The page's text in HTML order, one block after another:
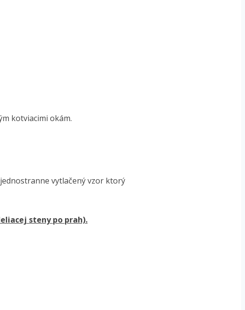
kotviacimi okám.
vytlačený vzor ktorý
steny po prah).